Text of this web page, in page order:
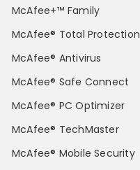
McAfee+™ Family
McAfee® Total Protection
McAfee® Antivirus
McAfee® Safe Connect
McAfee® PC Optimizer
McAfee® TechMaster
McAfee® Mobile Security